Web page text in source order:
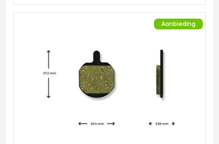
Aanbieding